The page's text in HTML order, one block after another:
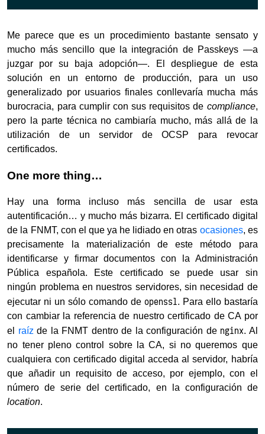
Me parece que es un procedimiento bastante sensato y
mucho más sencillo que la integración de Passkeys —a
juzgar por su baja adopción—. El despliegue de esta
solución en un entorno de producción, para un uso
generalizado por usuarios finales conllevaría mucha más
burocracia, para cumplir con sus requisitos de compliance,
pero la parte técnica no cambiaría mucho, más allá de la
utilización de un servidor de OCSP para revocar
certificados.
One more thing…
Hay una forma incluso más sencilla de usar esta
autentificación… y mucho más bizarra. El certificado digital
de la FNMT, con el que ya he lidiado en otras ocasiones, es
precisamente la materialización de este método para
identificarse y firmar documentos con la Administración
Pública española. Este certificado se puede usar sin
ningún problema en nuestros servidores, sin necesidad de
ejecutar ni un sólo comando de openssl. Para ello bastaría
con cambiar la referencia de nuestro certificado de CA por
el raízde la FNMT dentro de la configuración de nginx. Al
no tener pleno control sobre la CA, si no queremos que
cualquiera con certificado digital acceda al servidor, habría
que añadir un requisito de acceso, por ejemplo, con el
número de serie del certificado, en la configuración de
location.